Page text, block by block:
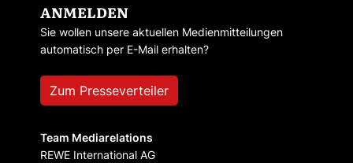
ANMELDEN
Sie wollen unsere aktuellen Medienmitteilungen
automatisch per E-Mail erhalten?
Zum Presseverteiler
Team Mediarelations
REWE International AG